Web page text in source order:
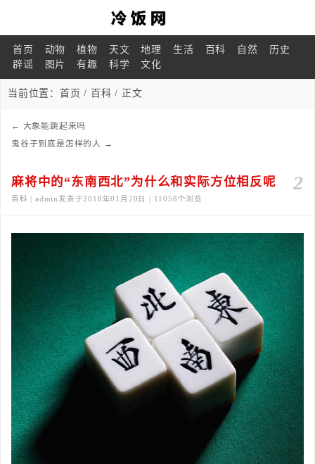
首页 动物 植物 天文 地理 生活 百科 自然
历史
辟谣
图片 有趣 科学 文化
当前位置： 首页 / 百科 / 正文
← 大象能跳起来吗
鬼谷子到底是怎样的人 →
2
麻将中的“东南西北”为什么和实际方位相反呢
百科 | admin发表于2018年01月20日 | 11058个浏览